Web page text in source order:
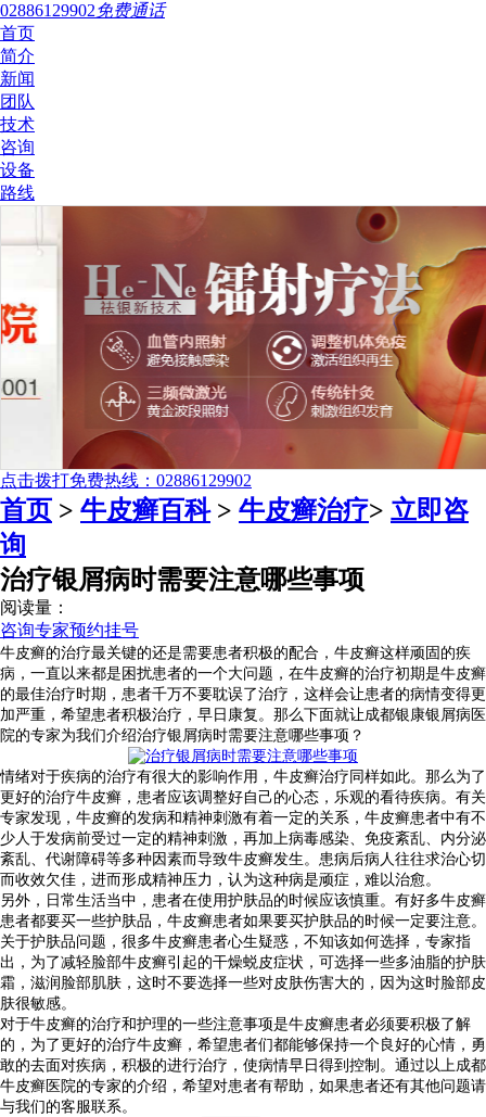
02886129902免费通话
首页
简介
新闻
团队
技术
咨询
设备
路线
点击拨打免费热线：02886129902
首页 > 牛皮癣百科> 牛皮癣治疗> 立即咨
询
治疗银屑病时需要注意哪些事项
阅读量：
咨询专家预约挂号
牛皮癣的治疗最关键的还是需要患者积极的配合，牛皮癣这样顽固的疾
病，一直以来都是困扰患者的一个大问题，在牛皮癣的治疗初期是牛皮癣
的最佳治疗时期，患者千万不要耽误了治疗，这样会让患者的病情变得更
加严重，希望患者积极治疗，早日康复。那么下面就让成都银康银屑病医
院的专家为我们介绍治疗银屑病时需要注意哪些事项？
情绪对于疾病的治疗有很大的影响作用，牛皮癣治疗同样如此。那么为了
更好的治疗牛皮癣，患者应该调整好自己的心态，乐观的看待疾病。有关
专家发现，牛皮癣的发病和精神刺激有着一定的关系，牛皮癣患者中有不
少人于发病前受过一定的精神刺激，再加上病毒感染、免疫紊乱、内分泌
紊乱、代谢障碍等多种因素而导致牛皮癣发生。患病后病人往往求治心切
而收效欠佳，进而形成精神压力，认为这种病是顽症，难以治愈。
另外，日常生活当中，患者在使用护肤品的时候应该慎重。有好多牛皮癣
患者都要买一些护肤品，牛皮癣患者如果要买护肤品的时候一定要注意。
关于护肤品问题，很多牛皮癣患者心生疑惑，不知该如何选择，专家指
出，为了减轻脸部牛皮癣引起的干燥蜕皮症状，可选择一些多油脂的护肤
霜，滋润脸部肌肤，这时不要选择一些对皮肤伤害大的，因为这时脸部皮
肤很敏感。
对于牛皮癣的治疗和护理的一些注意事项是牛皮癣患者必须要积极了解
的，为了更好的治疗牛皮癣，希望患者们都能够保持一个良好的心情，勇
敢的去面对疾病，积极的进行治疗，使病情早日得到控制。通过以上成都
牛皮癣医院的专家的介绍，希望对患者有帮助，如果患者还有其他问题请
与我们的客服联系。